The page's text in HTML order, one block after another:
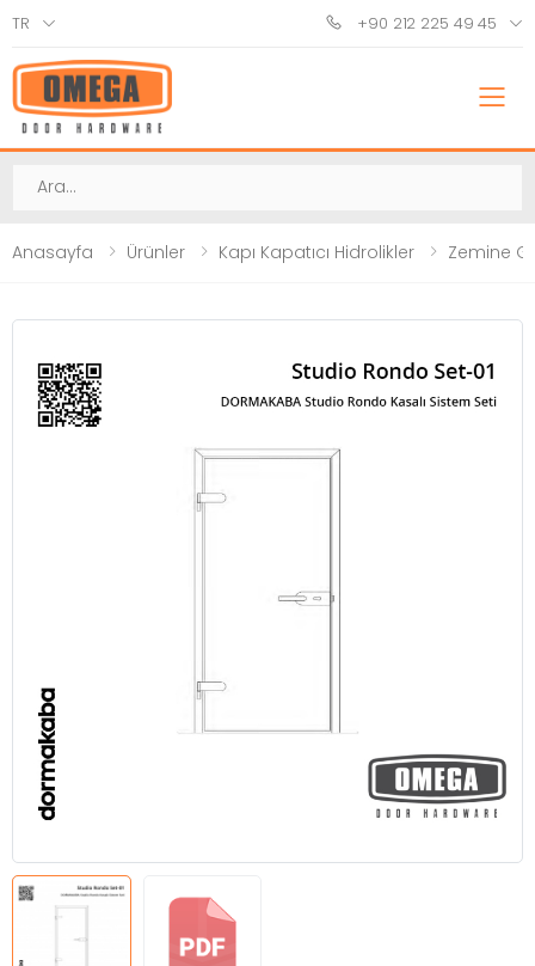
TR +90 212 225 49 45
Ara
Anasayfa Ürünler Kapı Kapatıcı Hidrolikler Zemine